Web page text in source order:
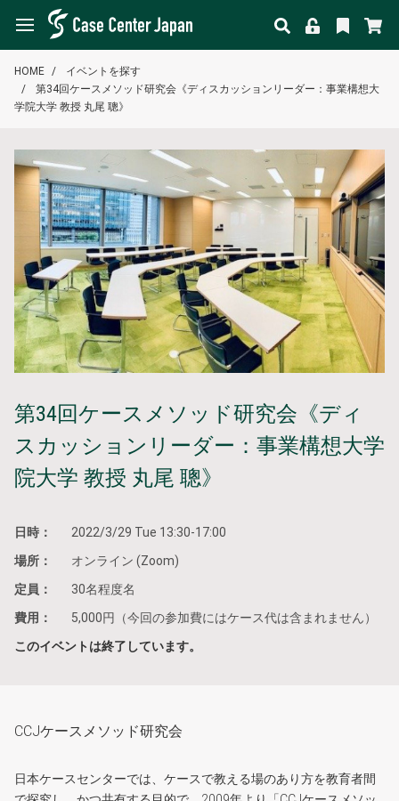
HOME
イベントを探す
第34回ケースメソッド研究会《ディスカッションリーダー：事業構想大
学院大学 教授 丸尾 聰》
第34回ケースメソッド研究会《ディ
スカッションリーダー：事業構想大学
院大学 教授 丸尾 聰》
日時： 2022/3/29 Tue 13:30-17:00
場所： オンライン (Zoom)
定員： 30名程度名
費用： 5,000円（今回の参加費にはケース代は含まれません）
このイベントは終了しています。
CCJケースメソッド研究会
日本ケースセンターでは、ケースで教える場のあり方を教育者間